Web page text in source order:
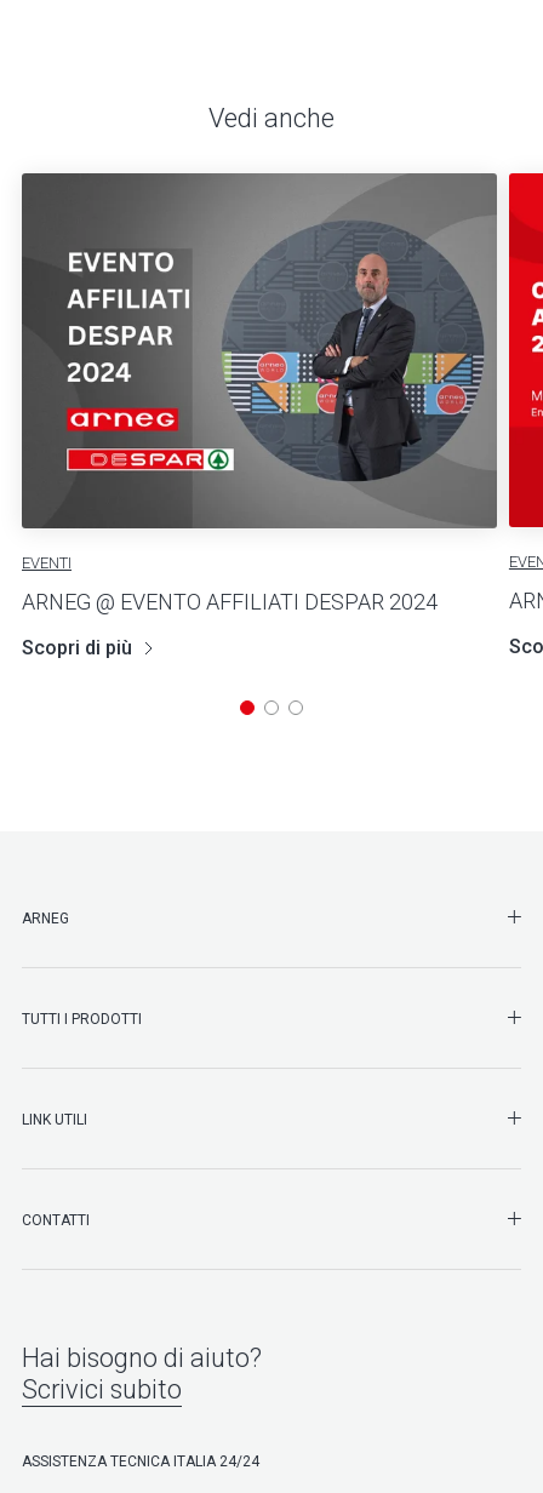
Vedi anche
EVENTI
ARNEG @ EVENTO AFFILIATI DESPAR 2024
Scopri di più
ARNEG
TUTTI I PRODOTTI
LINK UTILI
CONTATTI
Hai bisogno di aiuto?
Scrivici subito
ASSISTENZA TECNICA ITALIA 24/24